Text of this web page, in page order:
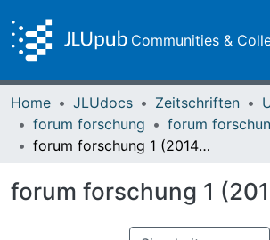
Communities &
Home JLUdocs Zeitschriften
forum forschung
forum forschung 1 (2014) Nr. 1
forum forschung 1